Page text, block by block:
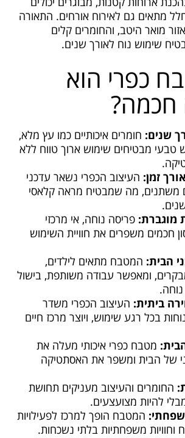
מתאים גם לאירוח אורחים. התאורה
מואר היטב, והחומרים קלים
שימוש נוח לאורך שנים.
כפרי הוא
שנים: חומרים איכותיים כמו עץ מלא,
טבעי מבטיחים שימוש ארוך טווח ללא
זמן: העיצוב הכפרי נשאר עדכני
משתנים, מה שמבטיח מראה קלאסי
מוגברת: פריסה נוחה, אי מרכזי
חכמים משפרים את חוויית השימוש
הבית: המטבח מתאים לילדים,
ומאפשר עבודה משותפת, בישול
נוחה.
ביתית: העיצוב הכפרי משדר
בכל רגע שימוש, ויוצר מרכז חיים
מטבח כפרי איכותי מעלה את
של הבית ומשפר את האסתטיקה
החומרים והעיצוב מעניקים תחושת
להיות מצועצעים.
המטבח הופך למרכז לפעילויות
וחוויות משפחתיות בלתי נשכחות.